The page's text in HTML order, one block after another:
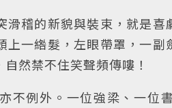
滑稽的新貌與裝束，就是
一綹髮，左眼帶罩，一副
然禁不住笑聲頻傳嘍！
不例外。一位強梁、一位